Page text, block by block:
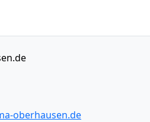
oberhausen.de